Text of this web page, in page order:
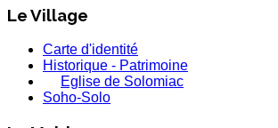
Le Village
Carte d'identité
Historique - Patrimoine
Eglise de Solomiac
Soho-Solo